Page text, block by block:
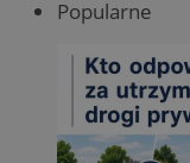
Popularne